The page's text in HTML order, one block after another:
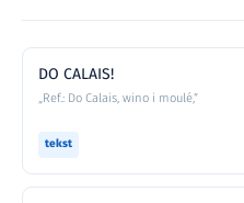
DO CALAIS!
„Ref.: Do Calais, wino i moulé,”
tekst